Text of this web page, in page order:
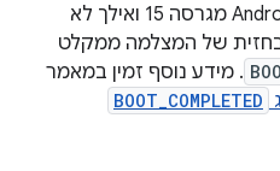
אפליקציות שמטרגטות את Android מגרסה 15 ואילך לא
בחזית של המצלמה ממקלט
. מידע נוסף זמין במאמר
BOOT_COMPLETED